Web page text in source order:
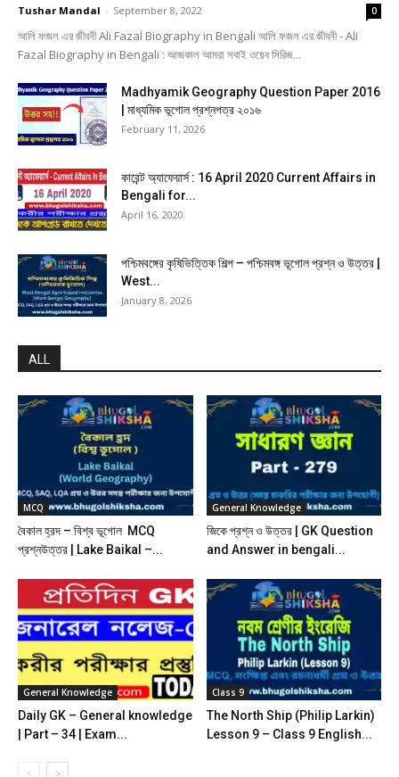
Tushar Mandal - September 8, 2022 0
আলি ফজল এর জীবনী Ali Fazal Biography in Bengali আলি ফজল এর জীবনী - Ali
Fazal Biography in Bengali : আজকাল আমরা সবাই ওয়েব সিরিজ...
Madhyamik Geography Question Paper 2016
| মাধ্যমিক ভূগোল প্রশ্নপত্র ২০১৬
February 11, 2026
কারেন্ট অ্যাফেয়ার্স : 16 April 2020 Current Affairs in
Bengali for...
April 16, 2020
পশ্চিমবঙ্গের কৃষিভিত্তিক শিল্প – পশ্চিমবঙ্গ ভূগোল প্রশ্ন ও উত্তর |
West...
January 8, 2026
ALL
MCQ
বৈকাল হ্রদ – বিশ্ব ভূগোল MCQ
প্রশ্নউত্তর | Lake Baikal –...
General Knowledge
জিকে প্রশ্ন ও উত্তর | GK Question
and Answer in bengali...
General Knowledge
Daily GK – General knowledge
| Part – 34 | Exam...
Class 9
The North Ship (Philip Larkin)
Lesson 9 – Class 9 English...